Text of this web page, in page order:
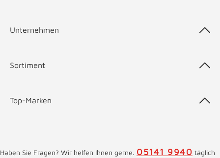
Unternehmen
Sortiment
Top-Marken
Haben Sie Fragen? Wir helfen Ihnen gerne. 05141 9940 täglich